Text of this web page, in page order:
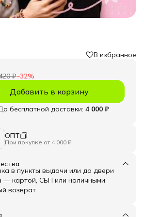
В избранное
₽−32%
Добавить в корзину
бесплатной доставки: 4 000 ₽
ОПТ
При покупке от 4 000 ₽
в пункты выдачи или до двери
— картой, СБП или наличными
возврат